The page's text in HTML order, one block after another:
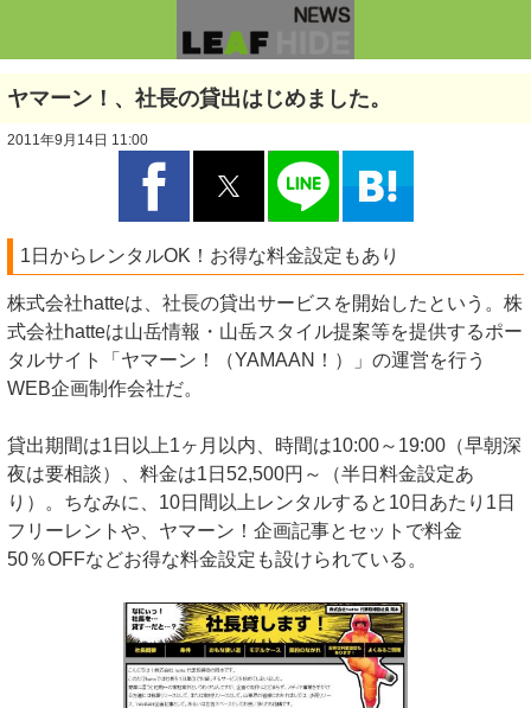
ヤマーン！、社長の貸出はじめました。
2011年9月14日 11:00
1日からレンタルOK！お得な料金設定もあり
株式会社hatteは、社長の貸出サービスを開始したという。株
式会社hatteは山岳情報・山岳スタイル提案等を提供するポー
タルサイト「ヤマーン！（YAMAAN！）」の運営を行う
WEB企画制作会社だ。
貸出期間は1日以上1ヶ月以内、時間は10:00～19:00（早朝深
夜は要相談）、料金は1日52,500円～（半日料金設定あ
り）。ちなみに、10日間以上レンタルすると10日あたり1日
フリーレントや、ヤマーン！企画記事とセットで料金
50％OFFなどお得な料金設定も設けられている。